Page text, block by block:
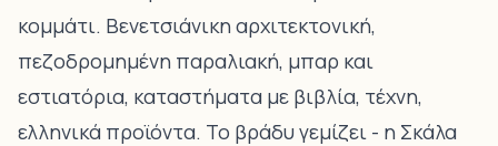
κομμάτι. Βενετσιάνικη αρχιτεκτονική,
πεζοδρομημένη παραλιακή, μπαρ και
εστιατόρια, καταστήματα με βιβλία, τέχνη,
ελληνικά προϊόντα. Το βράδυ γεμίζει - η Σκάλα